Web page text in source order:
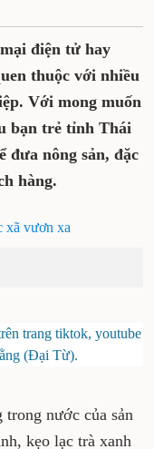
điện tử hay
thuộc với
nghiệp. Với
hương, nhiều bạn
nền tảng số để
đến đông đảo
trang tiktok, youtube
(Đại Từ).
trong nước của